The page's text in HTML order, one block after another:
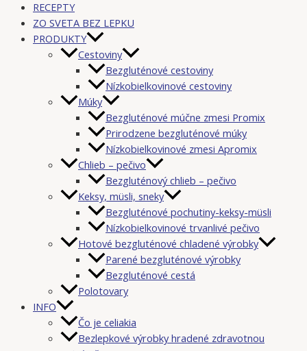
RECEPTY
ZO SVETA BEZ LEPKU
PRODUKTY
Cestoviny
Bezgluténové cestoviny
Nízkobielkovinové cestoviny
Múky
Bezgluténové múčne zmesi Promix
Prirodzene bezgluténové múky
Nízkobielkovinové zmesi Apromix
Chlieb – pečivo
Bezgluténový chlieb – pečivo
Keksy, müsli, sneky
Bezgluténové pochutiny-keksy-müsli
Nízkobielkovinové trvanlivé pečivo
Hotové bezgluténové chladené výrobky
Parené bezgluténové výrobky
Bezgluténové cestá
Polotovary
INFO
Čo je celiakia
Bezlepkové výrobky hradené zdravotnou